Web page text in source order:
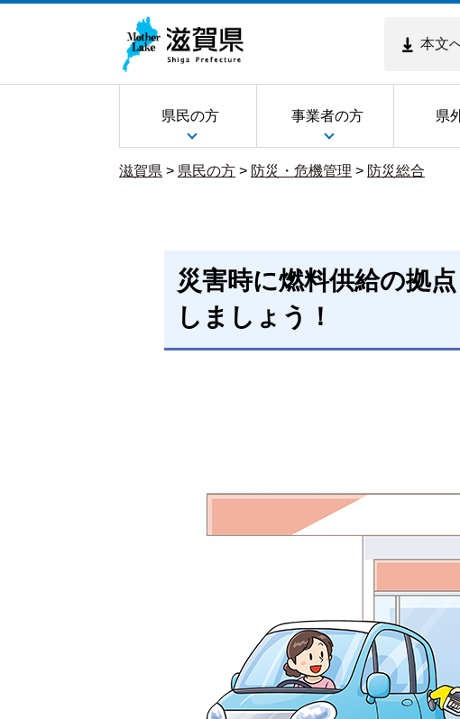
本文
県民の方 事業者の方 県
滋賀県 > 県民の方 > 防災・危機管理 > 防災総合
災害時に燃料供給の拠
しましょう！